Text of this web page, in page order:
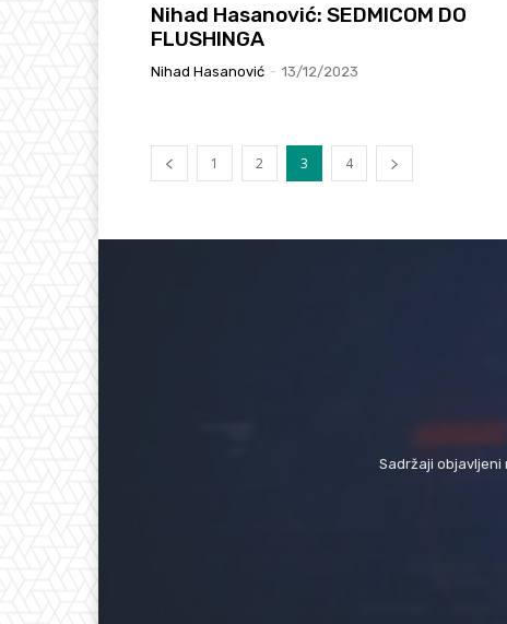
Nihad Hasanović: SEDMICOM DO
FLUSHINGA
Nihad Hasanović - 13/12/2023
1 2 3 4
Sadržaji objavljeni